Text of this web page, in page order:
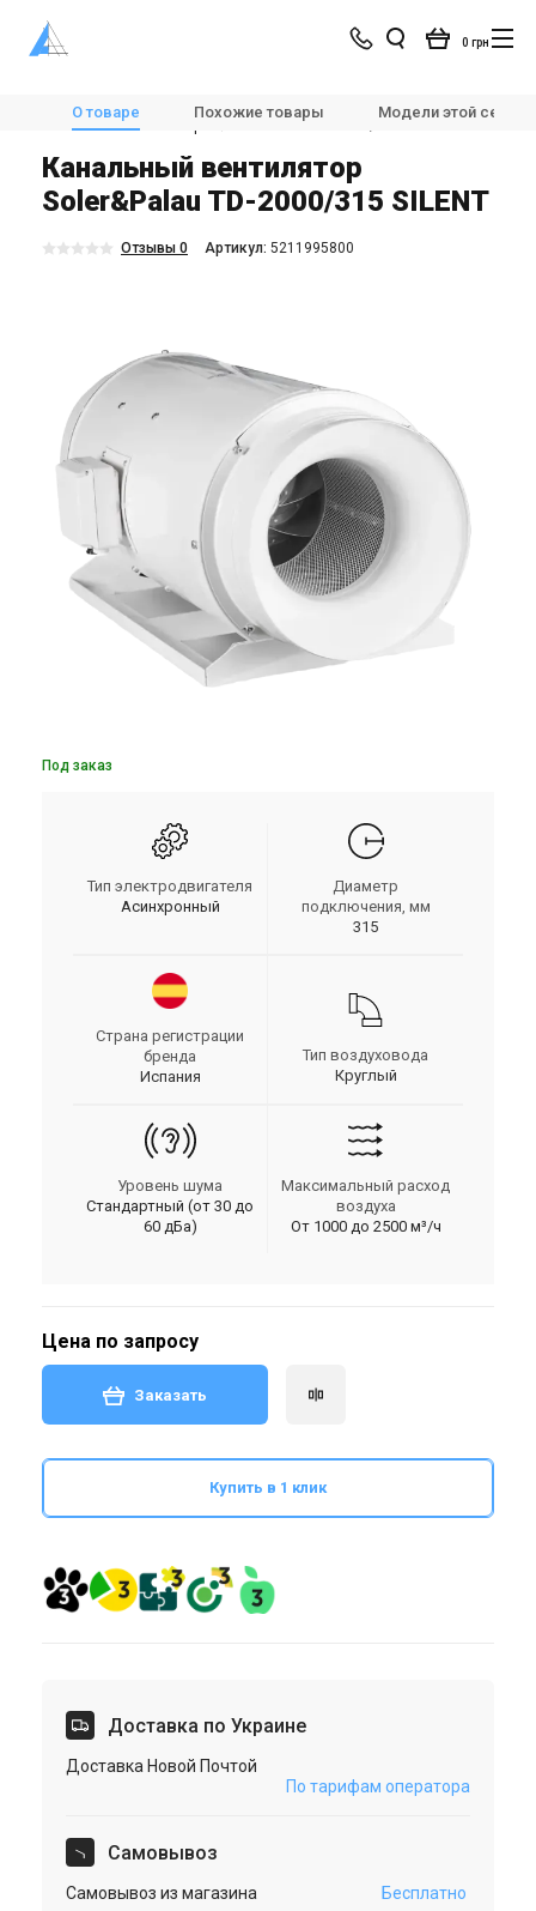
0 грн
Магазин Вентиляция
Вентиляторы
Канальные вентиляторы
О товаре Похожие товары Модели этой серии
Канальный вентилятор
Soler&Palau TD-2000/315 SILENT
Отзывы 0 Aртикул: 5211995800
Под заказ
Тип электродвигателя
Асинхронный
Диаметр
подключения, мм
315
Страна регистрации
бренда
Испания
Тип воздуховода
Круглый
Уровень шума
Стандартный (от 30 до
60 дБа)
Максимальный расход
воздуха
От 1000 до 2500 м³/ч
Цена по запросу
Заказать
Купить в 1 клик
Доставка по Украине
Доставка Новой Почтой
По тарифам оператора
Cамовывоз
Самовывоз из магазина Бесплатно